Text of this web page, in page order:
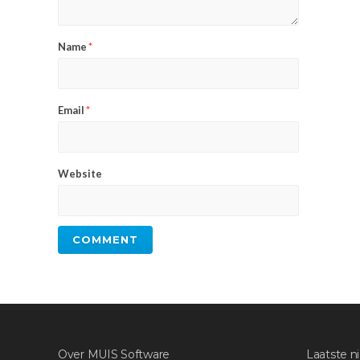
Name*
Email*
Website
Over MUIS Software Laatste